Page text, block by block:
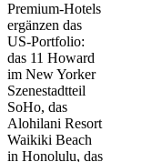
Premium-Hotels
ergänzen das
US-Portfolio:
das 11 Howard
im New Yorker
Szenestadtteil
SoHo, das
Alohilani Resort
Waikiki Beach
in Honolulu, das